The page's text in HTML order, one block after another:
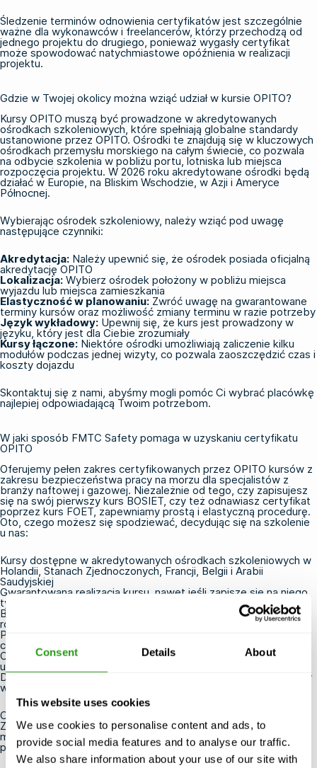
Consent Details About
This website uses cookies
We use cookies to personalise content and ads, to
provide social media features and to analyse our traffic.
We also share information about your use of our site with
Śledzenie terminów odnowienia certyfikatów jest szczególnie
ważne dla wykonawców i freelancerów, którzy przechodzą od
jednego projektu do drugiego, ponieważ wygasły certyfikat
może spowodować natychmiastowe opóźnienia w realizacji
projektu.
Gdzie w Twojej okolicy można wziąć udział w kursie OPITO?
Kursy OPITO muszą być prowadzone w akredytowanych
ośrodkach szkoleniowych, które spełniają globalne standardy
ustanowione przez OPITO. Ośrodki te znajdują się w kluczowych
ośrodkach przemysłu morskiego na całym świecie, co pozwala
na odbycie szkolenia w pobliżu portu, lotniska lub miejsca
rozpoczęcia projektu. W 2026 roku akredytowane ośrodki będą
działać w Europie, na Bliskim Wschodzie, w Azji i Ameryce
Północnej.
Wybierając ośrodek szkoleniowy, należy wziąć pod uwagę
następujące czynniki:
Akredytacja: Należy upewnić się, że ośrodek posiada oficjalną
akredytację OPITO
Lokalizacja: Wybierz ośrodek położony w pobliżu miejsca
wyjazdu lub miejsca zamieszkania
Elastyczność w planowaniu: Zwróć uwagę na gwarantowane
terminy kursów oraz możliwość zmiany terminu w razie potrzeby
Język wykładowy: Upewnij się, że kurs jest prowadzony w
języku, który jest dla Ciebie zrozumiały
Kursy łączone: Niektóre ośrodki umożliwiają zaliczenie kilku
modułów podczas jednej wizyty, co pozwala zaoszczędzić czas i
koszty dojazdu
Skontaktuj się z nami , abyśmy mogli pomóc Ci wybrać placówkę
najlepiej odpowiadającą Twoim potrzebom.
W jaki sposób FMTC Safety pomaga w uzyskaniu certyfikatu
OPITO
Oferujemy pełen zakres certyfikowanych przez OPITO kursów z
zakresu bezpieczeństwa pracy na morzu dla specjalistów z
branży naftowej i gazowej. Niezależnie od tego, czy zapisujesz
się na swój pierwszy kurs BOSIET , czy też odnawiasz certyfikat
poprzez kurs FOET, zapewniamy prostą i elastyczną procedurę.
Oto, czego możesz się spodziewać, decydując się na szkolenie
u nas:
Kursy dostępne w akredytowanych ośrodkach szkoleniowych w
Holandii, Stanach Zjednoczonych, Francji, Belgii i Arabii
Saudyjskiej
Gwarantowana realizacja kursu, nawet jeśli zapisze się na niego
tylko jedna osoba
Bezpłatna anulacja lub zmiana terminu do 24 godzin przed
rozpoczęciem kursu
Praktyczne szkolenia prowadzone przez doświadczonych i
certyfikowanych instruktorów
Certyfikaty OPITO wydawane są bezpośrednio po pomyślnym
ukończeniu kursu
Dostępne opcje e-learningu pozwalające skrócić czas spędzany
w ośrodku szkoleniowym
Chcesz zdobyć certyfikat lub odnowić swoje uprawnienia?
Zapoznaj się z naszą pełną ofertąkursów bezpieczeństwa na
morzu OPITO i zarezerwuj miejsce już dziś. Jeśli masz jakieś
pytania,skontaktuj się z nami.